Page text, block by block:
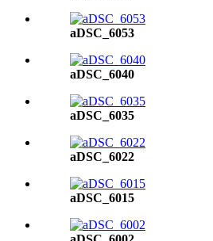
aDSC_6053
aDSC_6040
aDSC_6035
aDSC_6022
aDSC_6015